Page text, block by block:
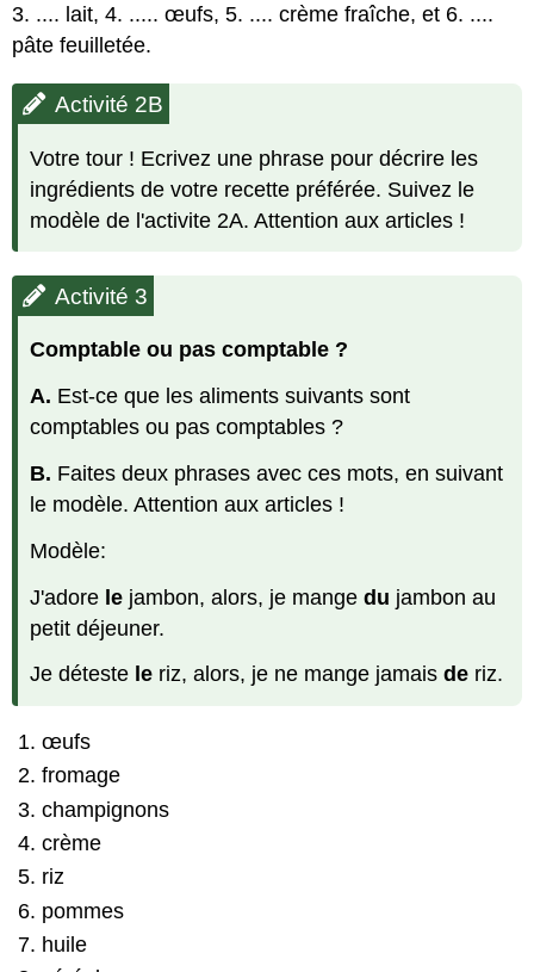
3. .... lait, 4. ..... œufs, 5. .... crème fraîche, et 6. ....
pâte feuilletée.
Activité 2B
Votre tour ! Ecrivez une phrase pour décrire les
ingrédients de votre recette préférée. Suivez le
modèle de l'activite 2A. Attention aux articles !
Activité 3
Comptable ou pas comptable ?
A. Est-ce que les aliments suivants sont
comptables ou pas comptables ?
B. Faites deux phrases avec ces mots, en suivant
le modèle. Attention aux articles !
Modèle:
J'adore le jambon, alors, je mangedu jambon au
petit déjeuner.
Je déteste le riz, alors, je ne mange jamaisde riz.
œufs
fromage
champignons
crème
riz
pommes
huile